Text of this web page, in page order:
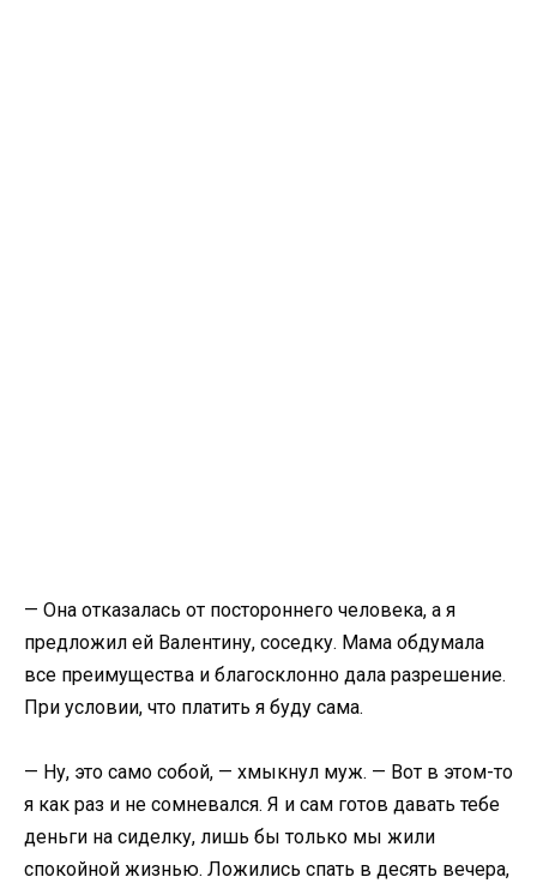
— Она отказалась от постороннего человека, а я
предложил ей Валентину, соседку. Мама обдумала
все преимущества и благосклонно дала разрешение.
При условии, что платить я буду сама.
— Ну, это само собой, — хмыкнул муж. — Вот в этом-то
я как раз и не сомневался. Я и сам готов давать тебе
деньги на сиделку, лишь бы только мы жили
спокойной жизнью. Ложились спать в десять вечера,